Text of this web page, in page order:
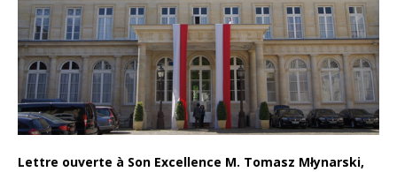
Lettre ouverte à Son Excellence M. Tomasz Młynarski,